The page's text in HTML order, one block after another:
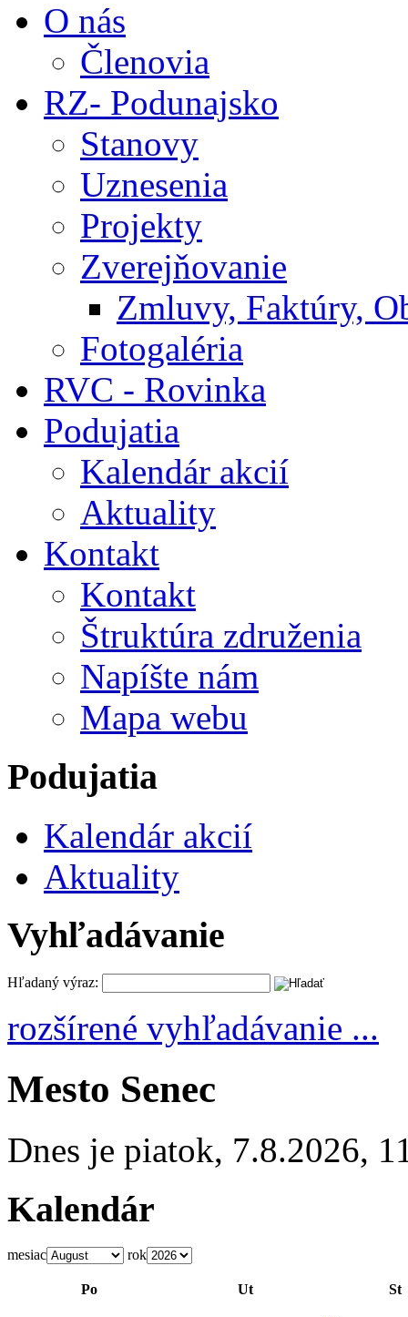
O nás
Členovia
RZ- Podunajsko
Stanovy
Uznesenia
Projekty
Zverejňovanie
Zmluvy, Faktúry,
Fotogaléria
RVC - Rovinka
Podujatia
Kalendár akcií
Aktuality
Kontakt
Kontakt
Štruktúra združenia
Napíšte nám
Mapa webu
Podujatia
Kalendár akcií
Aktuality
Vyhľadávanie
Hľadaný výraz:
rozšírené vyhľadávanie ...
Mesto Senec
Dnes je piatok, 7.8.2026,
Kalendár
mesiac rok
Po Ut St